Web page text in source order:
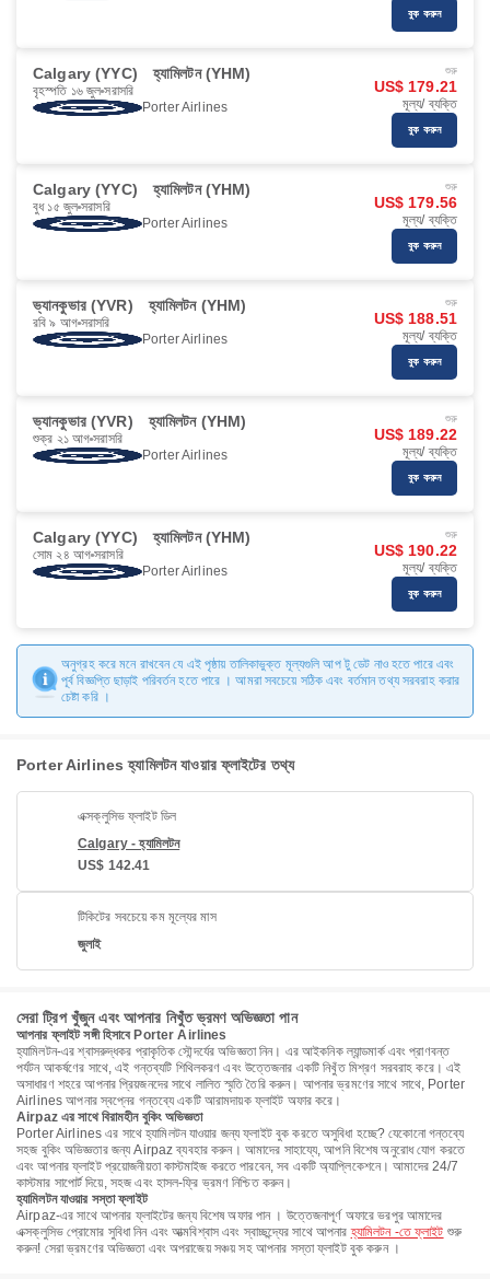
বুক করুন
Calgary (YYC) হ্যামিলটন (YHM)
বৃহস্পতি ১৬ জুল সরাসরি
Porter Airlines
শুরু
US$ 179.21
মূল্য/ ব্যক্তি
বুক করুন
Calgary (YYC) হ্যামিলটন (YHM)
বুধ ১৫ জুল সরাসরি
Porter Airlines
শুরু
US$ 179.56
মূল্য/ ব্যক্তি
বুক করুন
ভ্যানকুভার (YVR) হ্যামিলটন (YHM)
রবি ৯ আগ সরাসরি
Porter Airlines
শুরু
US$ 188.51
মূল্য/ ব্যক্তি
বুক করুন
ভ্যানকুভার (YVR) হ্যামিলটন (YHM)
শুক্র ২১ আগ সরাসরি
Porter Airlines
শুরু
US$ 189.22
মূল্য/ ব্যক্তি
বুক করুন
Calgary (YYC) হ্যামিলটন (YHM)
সোম ২৪ আগ সরাসরি
Porter Airlines
শুরু
US$ 190.22
মূল্য/ ব্যক্তি
বুক করুন
অনুগ্রহ করে মনে রাখবেন যে এই পৃষ্ঠায় তালিকাভুক্ত মূল্যগুলি আপ টু ডেট নাও হতে পারে এবং
পূর্ব বিজ্ঞপ্তি ছাড়াই পরিবর্তন হতে পারে । আমরা সবচেয়ে সঠিক এবং বর্তমান তথ্য সরবরাহ করার
চেষ্টা করি ।
Porter Airlines হ্যামিলটন যাওয়ার ফ্লাইটের তথ্য
এক্সক্লুসিভ ফ্লাইট ডিল
Calgary - হ্যামিলটন
US$ 142.41
টিকিটের সবচেয়ে কম মূল্যের মাস
জুলাই
সেরা ট্রিপ খুঁজুন এবং আপনার নিখুঁত ভ্রমণ অভিজ্ঞতা পান
আপনার ফ্লাইট সঙ্গী হিসাবে Porter Airlines
হ্যামিলটন-এর শ্বাসরুদ্ধকর প্রাকৃতিক সৌন্দর্যের অভিজ্ঞতা নিন। এর আইকনিক ল্যান্ডমার্ক এবং প্রাণবন্ত
পর্যটন আকর্ষণের সাথে, এই গন্তব্যটি শিথিলকরণ এবং উত্তেজনার একটি নিখুঁত মিশ্রণ সরবরাহ করে। এই
অসাধারণ শহরে আপনার প্রিয়জনদের সাথে লালিত স্মৃতি তৈরি করুন। আপনার ভ্রমণের সাথে সাথে, Porter
Airlines আপনার স্বপ্নের গন্তব্যে একটি আরামদায়ক ফ্লাইট অফার করে।
Airpaz এর সাথে বিরামহীন বুকিং অভিজ্ঞতা
Porter Airlines এর সাথে হ্যামিলটন যাওয়ার জন্য ফ্লাইট বুক করতে অসুবিধা হচ্ছে? যেকোনো গন্তব্যে
সহজ বুকিং অভিজ্ঞতার জন্য Airpaz ব্যবহার করুন। আমাদের সাহায্যে, আপনি বিশেষ অনুরোধ যোগ করতে
এবং আপনার ফ্লাইট প্রয়োজনীয়তা কাস্টমাইজ করতে পারবেন, সব একটি অ্যাপ্লিকেশনে। আমাদের 24/7
কাস্টমার সাপোর্ট দিয়ে, সহজ এবং হাসল-ফ্রি ভ্রমণ নিশ্চিত করুন।
হ্যামিলটন যাওয়ার সস্তা ফ্লাইট
Airpaz-এর সাথে আপনার ফ্লাইটের জন্য বিশেষ অফার পান । উত্তেজনাপূর্ণ অফারে ভরপুর আমাদের
এক্সক্লুসিভ প্রোমোর সুবিধা নিন এবং আত্মবিশ্বাস এবং স্বাচ্ছন্দ্যের সাথে আপনারহ্যামিলটন -তে ফ্লাইট শুরু
করুন! সেরা ভ্রমণের অভিজ্ঞতা এবং অপরাজেয় সঞ্চয় সহ আপনার সস্তা ফ্লাইট বুক করুন ।